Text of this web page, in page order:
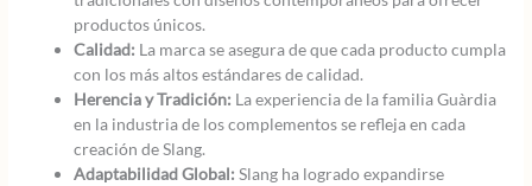
productos únicos.
Calidad: La marca se asegura de que cada producto cumpla
con los más altos estándares de calidad.
Herencia y Tradición: La experiencia de la familia Guàrdia
en la industria de los complementos se refleja en cada
creación de Slang.
Adaptabilidad Global: Slang ha logrado expandirse